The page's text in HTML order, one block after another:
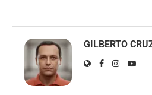
GILBERTO